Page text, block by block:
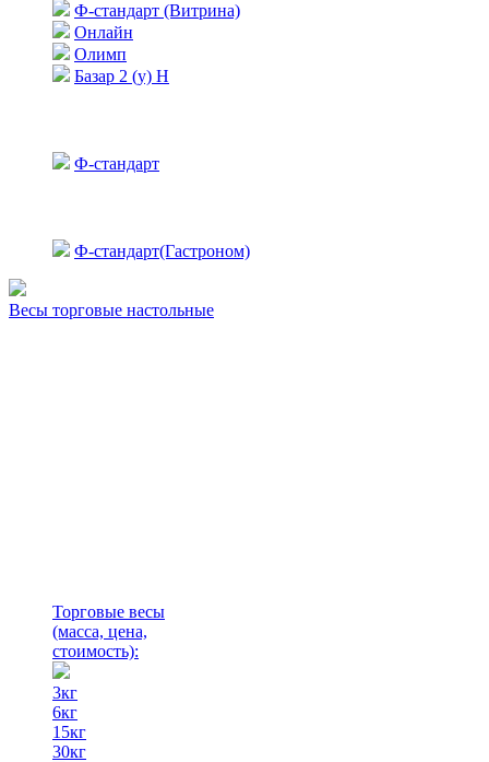
Ф-стандарт (Витрина)
Онлайн
Олимп
Базар 2 (у) Н
Ф-стандарт
Ф-стандарт(Гастроном)
Весы торговые настольные
Торговые весы
(масса, цена,
стоимость):
3кг
6кг
15кг
30кг